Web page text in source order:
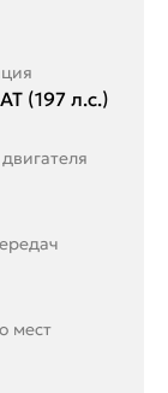
(197 л.с.)
мест